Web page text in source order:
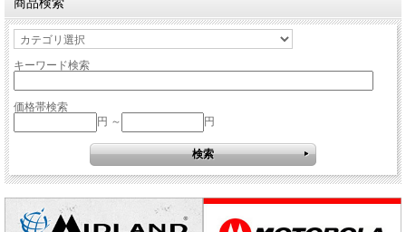
商品検索
キーワード検索
価格帯検索
円 ～
円